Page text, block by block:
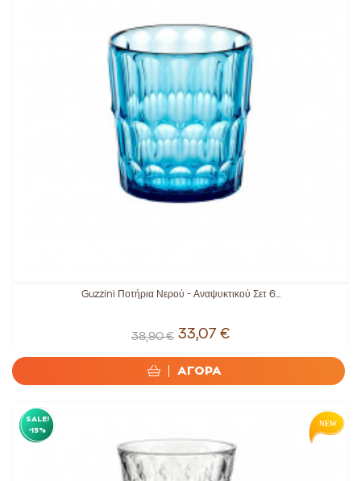
Guzzini Ποτήρια Νερού - Αναψυκτικού Σετ 6...
38,90 € 33,07 €
ΑΓΟΡΑ
SALE!
-15%